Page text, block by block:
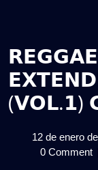
(𝗩𝗢𝗟.𝟭)
12 de enero
0 Comment